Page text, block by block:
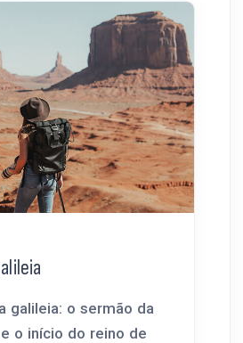
galileia: o sermão da
o início do reino de